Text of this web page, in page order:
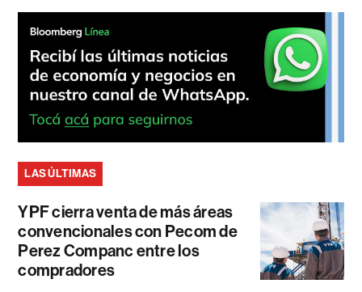
LAS ÚLTIMAS
YPF cierra venta de más áreas
convencionales con Pecom de
Perez Companc entre los
compradores